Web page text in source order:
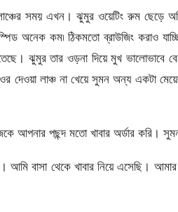
সময় এখন। ঝুমুর ওয়েটিং রুম ছেড়ে
অনেক কম৷ ঠিকমতো ব্রাউজিং করাও
ঝুমুর তার ওড়না দিয়ে মুখ ভালোভাবে
দেওয়া লাঞ্চ না খেয়ে সুমন অন্য একটা
আপনার পছন্দ মতো খাবার অর্ডার করি।
বাসা থেকে খাবার নিয়ে এসেছি।